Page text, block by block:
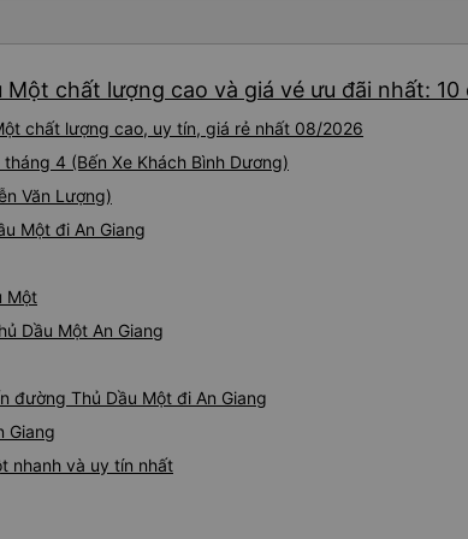
chất lượng cao và giá vé ưu đãi nhất: 10
chất lượng cao, uy tín, giá rẻ nhất 08/2026
4 (Bến Xe Khách Bình Dương)
Văn Lượng)
Một đi An Giang
Một
Dầu Một An Giang
đường Thủ Dầu Một đi An Giang
Giang
nhanh và uy tín nhất